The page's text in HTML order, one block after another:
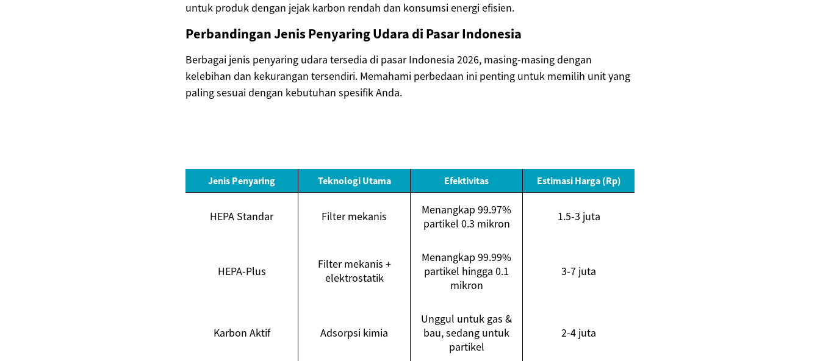
untuk produk dengan jejak karbon rendah dan konsumsi energi efisien.
Perbandingan Jenis Penyaring Udara di Pasar Indonesia
Berbagai jenis penyaring udara tersedia di pasar Indonesia 2026, masing-masing dengan
kelebihan dan kekurangan tersendiri. Memahami perbedaan ini penting untuk memilih unit yang
paling sesuai dengan kebutuhan spesifik Anda.
Jenis Penyaring Teknologi Utama Efektivitas Estimasi Harga (Rp)
HEPA Standar Filter mekanis
Menangkap 99.97%
partikel 0.3 mikron
1.5-3 juta
HEPA-Plus
Filter mekanis +
elektrostatik
Menangkap 99.99%
partikel hingga 0.1
mikron
3-7 juta
Karbon Aktif Adsorpsi kimia
Unggul untuk gas &
bau, sedang untuk
partikel
2-4 juta